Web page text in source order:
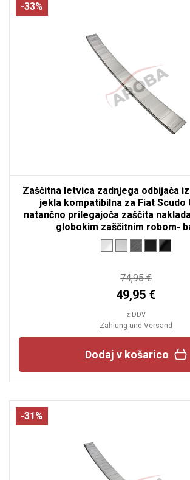
-33%
Zaščitna letvica zadnjega odbijača
jekla kompatibilna za Fiat Scudo
natančno prilegajoča zaščita
globokim zaščitnim robom-
74,95 €
49,95 €
z DDV
Zahlung und Versand
Dodaj v košarico
-31%